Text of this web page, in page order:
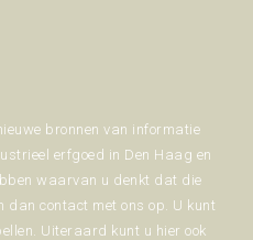
bronnen van informatie
erfgoed in Den Haag en
waarvan u denkt dat die
dan contact met ons op. U kunt
Uiteraard kunt u hier ook